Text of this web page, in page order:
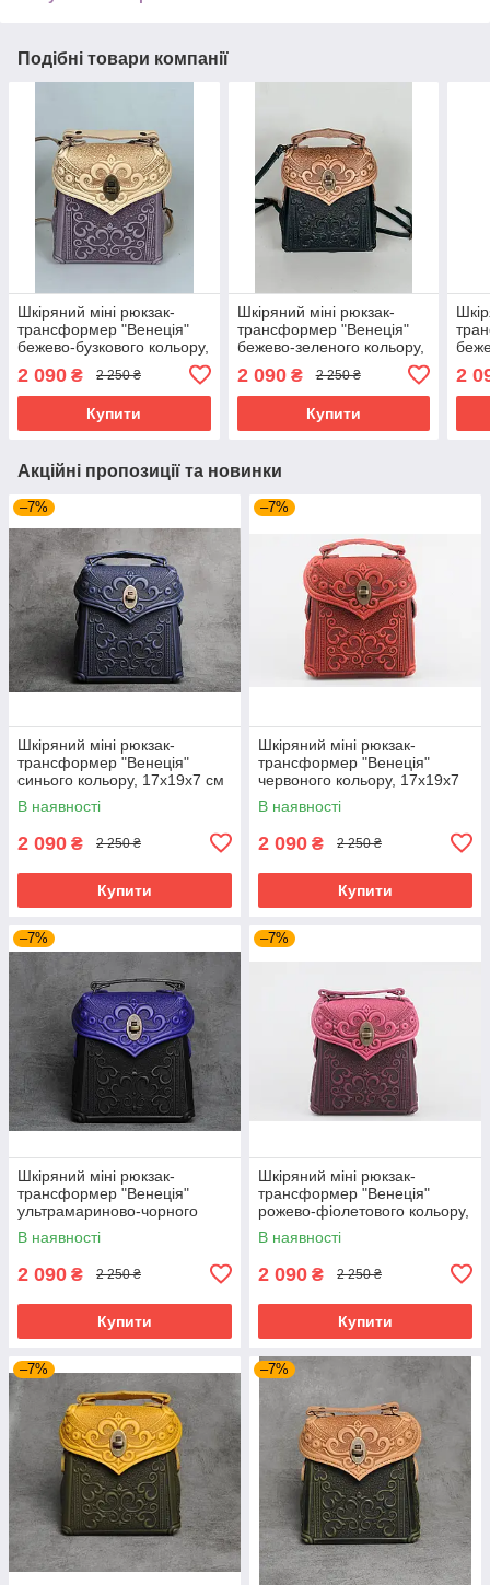
Подібні товари компанії
Шкіряний міні рюкзак-
трансформер "Венеція"
бежево-бузкового кольору,
2 090 ₴ 2 250 ₴
Купити
Шкіряний міні рюкзак-
трансформер "Венеція"
бежево-зеленого кольору,
2 090₴ 2 250 ₴
Купити
2
Акційні пропозиції та новинки
–7%
Шкіряний міні рюкзак-
трансформер "Венеція"
синього кольору, 17х19х7 см
В наявності
2 090 ₴ 2 250 ₴
Купити
–7%
Шкіряний міні рюкзак-
трансформер "Венеція"
червоного кольору, 17х19х7
см
В наявності
2 090 ₴ 2 250 ₴
Купити
–7%
Шкіряний міні рюкзак-
трансформер "Венеція"
ультрамариново-чорного
кольору, 17х19х7 см
В наявності
2 090 ₴ 2 250 ₴
Купити
–7%
Шкіряний міні рюкзак-
трансформер "Венеція"
рожево-фіолетового кольору,
17х19х7 см
В наявності
2 090 ₴ 2 250 ₴
Купити
–7% –7%